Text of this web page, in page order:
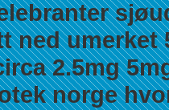
ned umerket
2.5mg
norge